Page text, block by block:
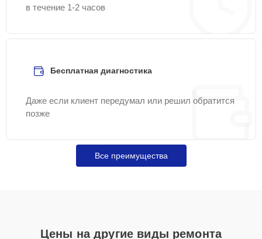
в течение 1-2 часов
Бесплатная диагностика
Даже если клиент передумал или решил обратится
позже
Все преимущества
Цены на другие виды ремонта